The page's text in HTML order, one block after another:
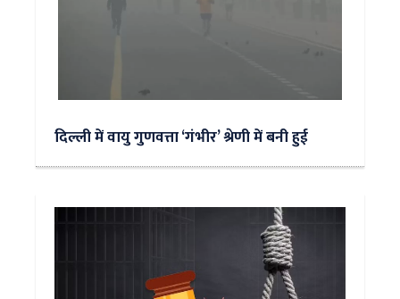
दिल्ली में वायु गुणवत्ता ‘गंभीर’ श्रेणी में बनी हुई